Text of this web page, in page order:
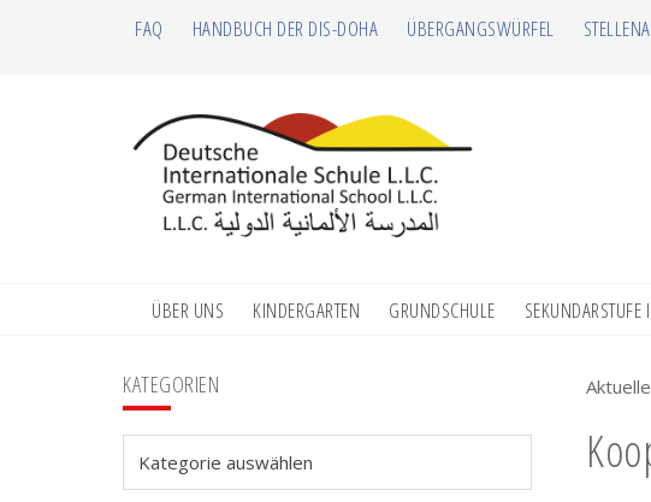
FAQ HANDBUCH DER DIS-DOHA ÜBERGANGSWÜRFEL
ÜBER UNS KINDERGARTEN GRUNDSCHULE SEKUNDARSTUFE I
Seitenspalte
KATEGORIEN